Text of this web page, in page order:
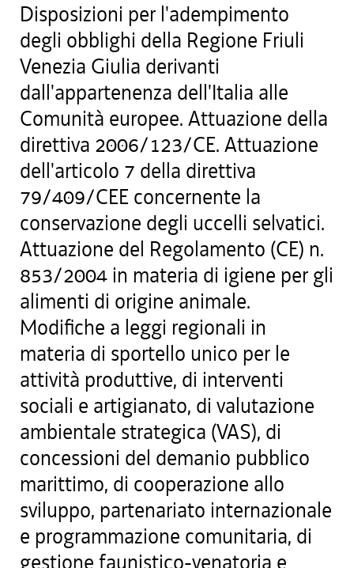
Disposizioni per l'adempimento
degli obblighi della Regione Friuli
Venezia Giulia derivanti
dall'appartenenza dell'Italia alle
Comunità europee. Attuazione della
direttiva 2006/123/CE. Attuazione
dell'articolo 7 della direttiva
79/409/CEE concernente la
conservazione degli uccelli selvatici.
Attuazione del Regolamento (CE) n.
853/2004 in materia di igiene per gli
alimenti di origine animale.
Modifiche a leggi regionali in
materia di sportello unico per le
attività produttive, di interventi
sociali e artigianato, di valutazione
ambientale strategica (VAS), di
concessioni del demanio pubblico
marittimo, di cooperazione allo
sviluppo, partenariato internazionale
e programmazione comunitaria, di
gestione faunistico-venatoria e